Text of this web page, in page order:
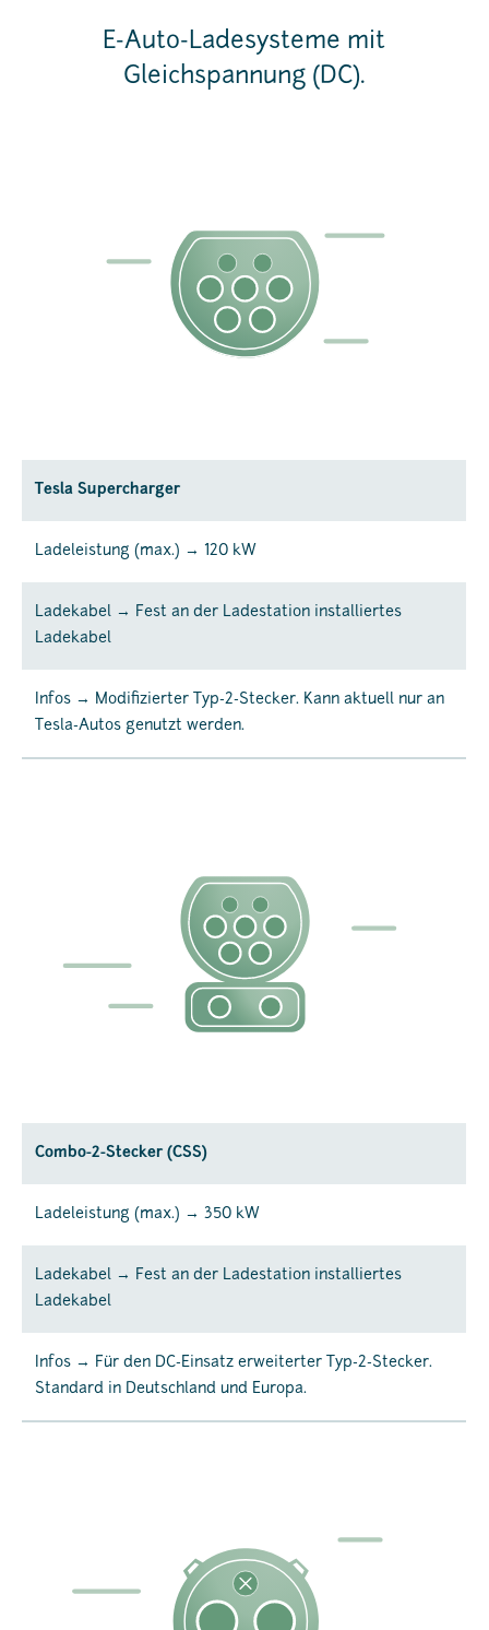
E-Auto-Ladesysteme mit
Gleichspannung (DC).
Tesla Supercharger
Ladeleistung (max.) → 120 kW
Ladekabel → Fest an der Ladestation installiertes
Ladekabel
Infos → Modifizierter Typ-2-Stecker. Kann aktuell nur an
Tesla-Autos genutzt werden.
Combo-2-Stecker (CSS)
Ladeleistung (max.) → 350 kW
Ladekabel → Fest an der Ladestation installiertes
Ladekabel
Infos → Für den DC-Einsatz erweiterter Typ-2-Stecker.
Standard in Deutschland und Europa.